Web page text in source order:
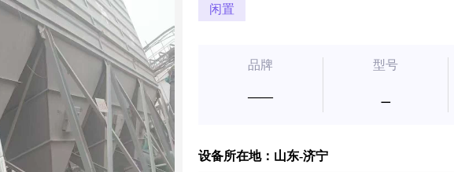
闲置
品牌
——
型号
设备所在地：山东-济宁